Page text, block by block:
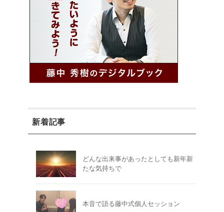
新着記事
どんな出来事があったとしても新年新
たな気持ちで
本音で語る藤中式個人セッション